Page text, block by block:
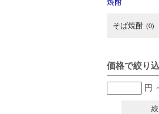
焼酎
そば焼酎 (0)
価格で絞り
円